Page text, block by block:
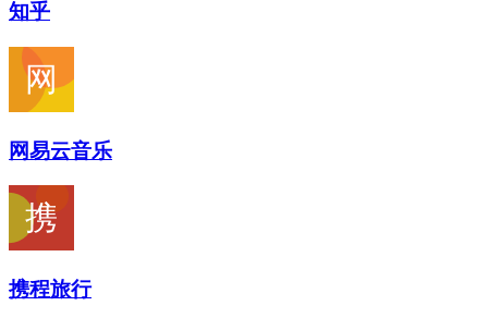
知乎
网易云音乐
携程旅行